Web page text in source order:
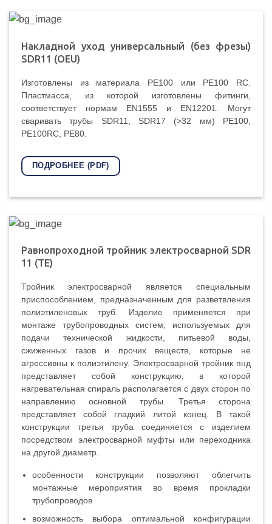
Накладной уход универсальный (без фрезы)
SDR11 (OEU)
Изготовлены из материала PE100 или PE100 RC.
Пластмасса, из которой изготовлены фитинги,
соответствует нормам EN1555 и EN12201. Могут
сваривать трубы SDR11, SDR17 (>32 мм) PE100,
PE100RC, PE80.
ПОДРОБНЕЕ (PDF)
Равнопроходной тройник электросварной SDR
11 (TE)
Тройник электросварной является специальным
приспособлением, предназначенным для разветвления
полиэтиленовых труб. Изделие применяется при
монтаже трубопроводных систем, используемых для
подачи технической жидкости, питьевой воды,
сжиженных газов и прочих веществ, которые не
агрессивны к полиэтилену. Электросварной тройник пнд
представляет собой конструкцию, в которой
нагревательная спираль располагается с двух сторон по
направлению основной трубы. Третья сторона
представляет собой гладкий литой конец. В такой
конструкции третья труба соединяется с изделием
посредством электросварной муфты или переходника
на другой диаметр.
особенности конструкции позволяют облегчить
монтажные мероприятия во время прокладки
трубопроводов
возможность выбора оптимальной конфигурации